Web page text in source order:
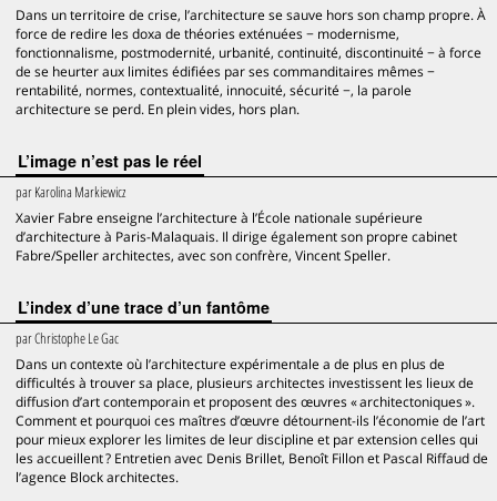
Dans un territoire de crise, l’architecture se sauve hors son champ propre. À
force de redire les doxa de théories exténuées − modernisme,
fonctionnalisme, postmodernité, urbanité, continuité, discontinuité − à force
de se heurter aux limites édifiées par ses commanditaires mêmes −
rentabilité, normes, contextualité, innocuité, sécurité −, la parole
architecture se perd. En plein vides, hors plan.
L’image n’est pas le réel
parKarolina Markiewicz
Xavier Fabre enseigne l’architecture à l’École nationale supérieure
d’architecture à Paris-Malaquais. Il dirige également son propre cabinet
Fabre/Speller architectes, avec son confrère, Vincent Speller.
L’index d’une trace d’un fantôme
parChristophe Le Gac
Dans un contexte où l’architecture expérimentale a de plus en plus de
difficultés à trouver sa place, plusieurs architectes investissent les lieux de
diffusion d’art contemporain et proposent des œuvres « architectoniques ».
Comment et pourquoi ces maîtres d’œuvre détournent-ils l’économie de l’art
pour mieux explorer les limites de leur discipline et par extension celles qui
les accueillent ? Entretien avec Denis Brillet, Benoît Fillon et Pascal Riffaud de
l’agence Block architectes.